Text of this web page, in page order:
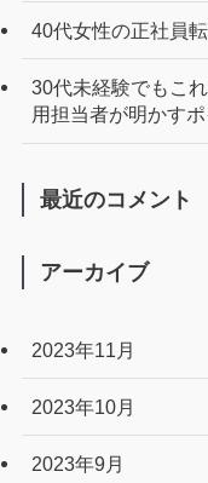
40代女性の正社員
30代未経験でもこ
用担当者が明かす
最近のコメント
アーカイブ
2023年11月
2023年10月
2023年9月